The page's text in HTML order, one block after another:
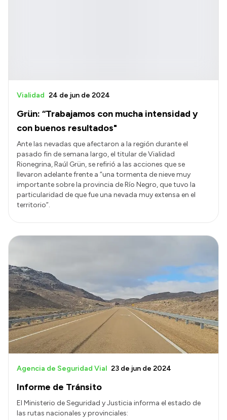
Grün: “Trabajamos con mucha intensidad y
con buenos resultados"
Vialidad 24 de jun de 2024
Ante las nevadas que afectaron a la región durante el
pasado fin de semana largo, el titular de Vialidad
Rionegrina, Raúl Grün, se refirió a las acciones que se
llevaron adelante frente a “una tormenta de nieve muy
importante sobre la provincia de Río Negro, que tuvo la
particularidad de que fue una nevada muy extensa en el
territorio”.
Informe de Tránsito
Agencia de Seguridad Vial 23 de jun de 2024
El Ministerio de Seguridad y Justicia informa el estado de
las rutas nacionales y provinciales: